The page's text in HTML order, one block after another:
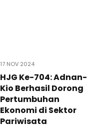
17 NOV 2024
HJG Ke-704: Adnan-
Kio Berhasil Dorong
Pertumbuhan
Ekonomi di Sektor
Pariwisata